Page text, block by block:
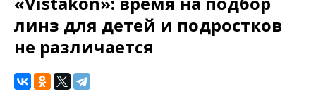
линз для детей и подростков
не различается